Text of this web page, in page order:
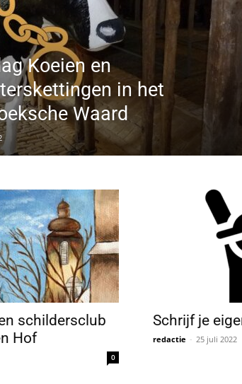
Koeien en
in het
Waard
schildersclub
Hof
0
Schrijf je
redactie - 25 juli 2022